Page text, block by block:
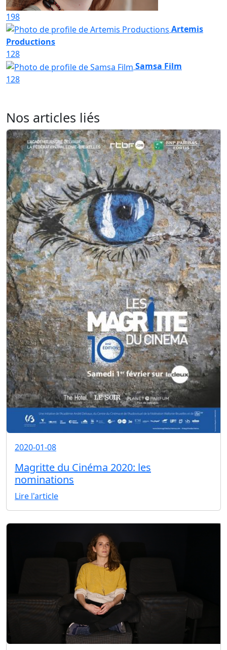
198
Artemis
Productions
128
Samsa Film
128
Nos articles liés
2020-01-08
Magritte du Cinéma 2020: les
nominations
Lire l'article